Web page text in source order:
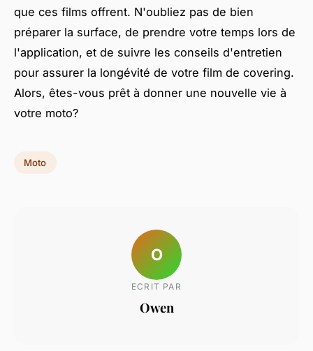
que ces films offrent. N'oubliez pas de bien
préparer la surface, de prendre votre temps lors de
l'application, et de suivre les conseils d'entretien
pour assurer la longévité de votre film de covering.
Alors, êtes-vous prêt à donner une nouvelle vie à
votre moto?
Moto
O
ECRIT PAR
Owen